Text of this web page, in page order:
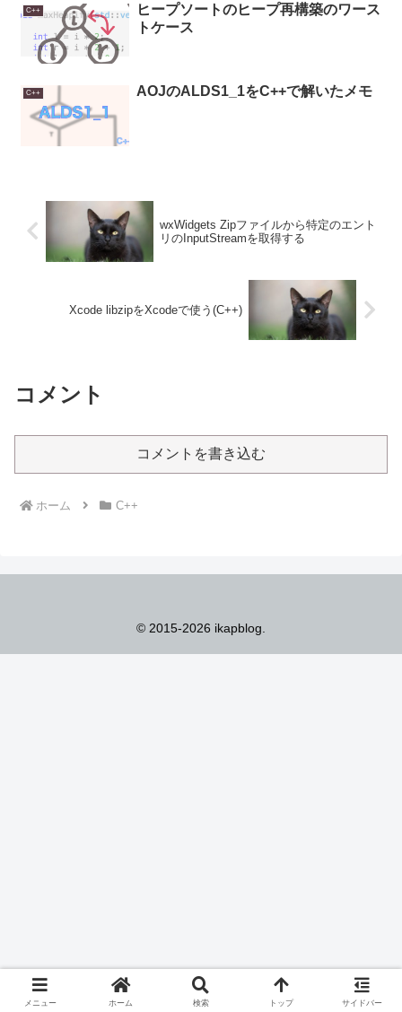
C++
ヒープソートのヒープ再構築のワース
トケース
C++ AOJのALDS1_1をC++で解いたメモ
wxWidgets Zipファイルから特定のエント
リのInputStreamを取得する
Xcode libzipをXcodeで使う(C++)
コメント
コメントを書き込む
ホーム C++
© 2015-2026 ikapblog.
メニュー ホーム 検索 トップ サイドバー